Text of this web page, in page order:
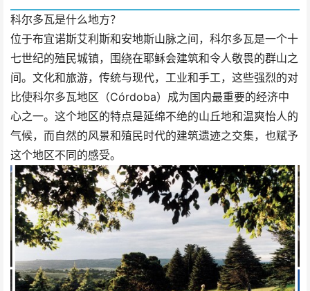
科尔多瓦是什么地方？
位于布宜诺斯艾利斯和安地斯山脉之间，科尔多瓦是一个十
七世纪的殖民城镇，围绕在耶稣会建筑和令人敬畏的群山之
间。文化和旅游，传统与现代，工业和手工，这些强烈的对
比使科尔多瓦地区（Córdoba）成为国内最重要的经济中
心之一。这个地区的特点是延绵不绝的山丘地和温爽怡人的
气候，而自然的风景和殖民时代的建筑遗迹之交集，也赋予
这个地区不同的感受。